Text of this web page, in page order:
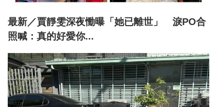
最新／賈靜雯深夜慟曝「她已離世」 淚PO合
照喊：真的好愛你...